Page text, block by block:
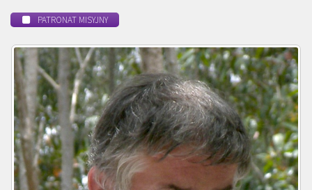
PATRONAT MISYJNY